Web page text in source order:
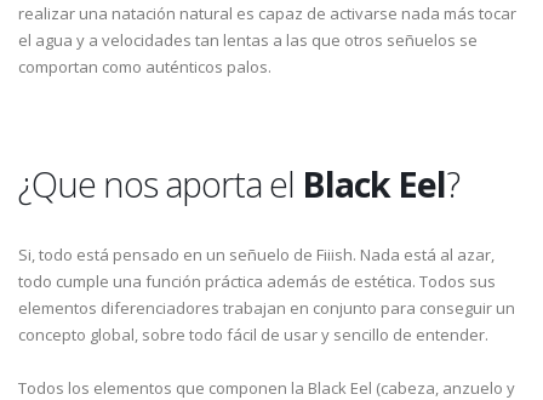
realizar una natación natural es capaz de activarse nada más tocar
el agua y a velocidades tan lentas a las que otros señuelos se
comportan como auténticos palos.
¿Que nos aporta el Black Eel?
Si, todo está pensado en un señuelo de Fiiish. Nada está al azar,
todo cumple una función práctica además de estética. Todos sus
elementos diferenciadores trabajan en conjunto para conseguir un
concepto global, sobre todo fácil de usar y sencillo de entender.
Todos los elementos que componen la Black Eel (cabeza, anzuelo y